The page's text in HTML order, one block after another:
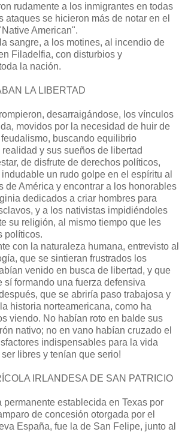
rudamente a los inmigrantes en todas
ataques se hicieron más de notar en el
American".
sangre, a los motines, al incendio de
Filadelfia, con disturbios y
la nación.
LA LIBERTAD
desarraigándose, los vínculos
movidos por la necesidad de huir de
buscando equilibrio
y sus sueños de libertad
de disfrute de derechos políticos,
un rudo golpe en el espíritu al
de América y encontrar a los honorables
dedicados a criar hombres para
y a los nativistas impidiéndo­les
su religión, al mismo tiempo que les
políticos.
con la naturaleza humana, entrevisto al
que se sintieran frustrados los
venido en busca de libertad, y que
sí formando una fuerza defensiva
que se abriría paso trabajosa y
historia norteamericana, como ha
viendo. No habían roto en balde sus
nativo; no en vano habían cruzado el
indispensables para la vida
ser libres y tenían que serio!
IRLANDESA DE SAN PATRICIO
permanente establecida en Texas por
de concesión otorgada por el
España, fue la de San Felipe, junto al